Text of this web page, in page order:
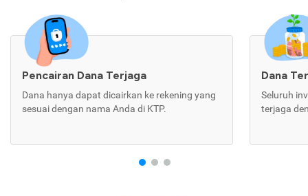
Pencairan Dana Terjaga
Dana hanya dapat dicairkan ke rekening yang
sesuai dengan nama Anda di KTP.
Dana
Seluruh
terjaga